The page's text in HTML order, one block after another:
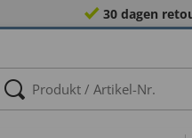
30 dagen